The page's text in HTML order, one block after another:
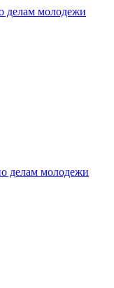
делам молодежи
делам молодежи